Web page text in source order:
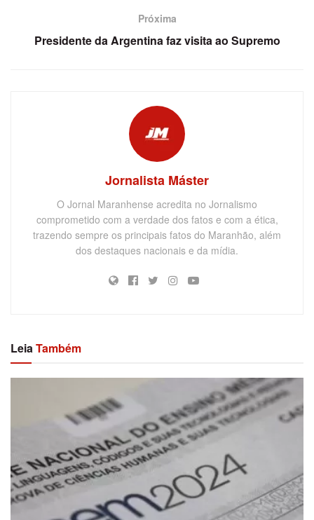
Próxima
Presidente da Argentina faz visita ao Supremo
Jornalista Máster
O Jornal Maranhense acredita no Jornalismo
comprometido com a verdade dos fatos e com a ética,
trazendo sempre os principais fatos do Maranhão, além
dos destaques nacionais e da mídia.
LeiaTambém